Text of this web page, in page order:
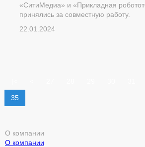
«СитиМедиа» и «Прикладная
принялись за совместную работу.
22.01.2024
35
О компании
О компании